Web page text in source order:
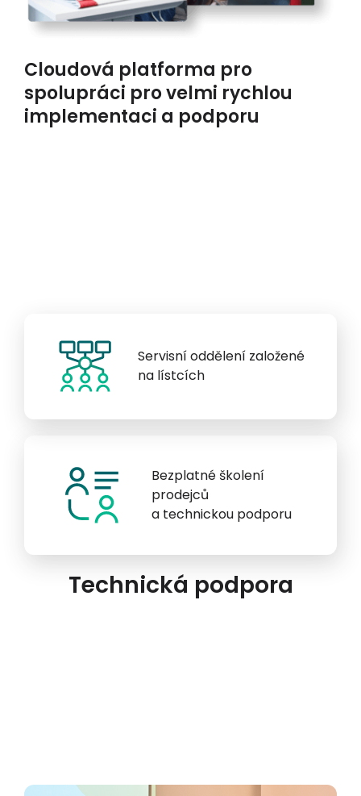
Cloudová platforma pro
spolupráci pro velmi rychlou
implementaci a podporu
Technická podpora
Servisní oddělení založené
na lístcích
Bezplatné školení
prodejců
a technickou podporu